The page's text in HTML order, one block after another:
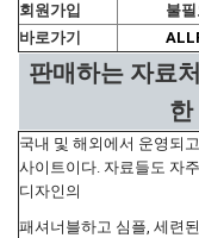
회원가입
불
바로가기
판매하는 자료
국내 및 해외에서 운영되
사이트이다. 자료들도 자
디자인의
패셔너블하고 심플, 세련